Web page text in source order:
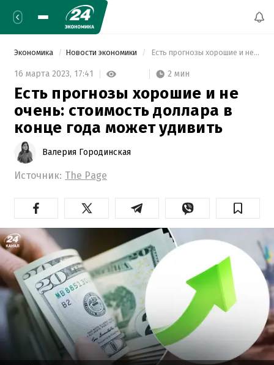
Экономика Новости экономики Есть прогнозы хорошие и не очень: стоимость доллара в конце года может удивить
16 марта 2023, 17:41 2 мин
Есть прогнозы хорошие и не
очень: стоимость доллара в
конце года может удивить
Валерия Городинская
Источник: The Page